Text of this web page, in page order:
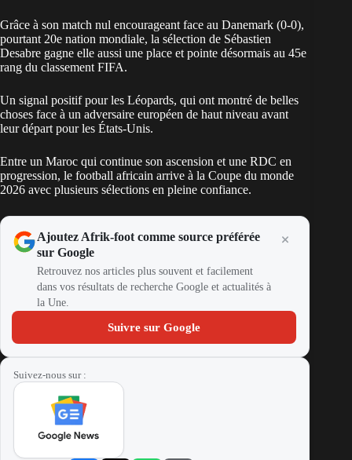
Grâce à son match nul encourageant face au Danemark (0-0),
pourtant 20e nation mondiale, la sélection de Sébastien
Desabre gagne elle aussi une place et pointe désormais au 45e
rang du classement FIFA.
Un signal positif pour les Léopards, qui ont montré de belles
choses face à un adversaire européen de haut niveau avant
leur départ pour les États-Unis.
Entre un Maroc qui continue son ascension et une RDC en
progression, le football africain arrive à la Coupe du monde
2026 avec plusieurs sélections en pleine confiance.
Ajoutez Afrik-foot comme source préférée
sur Google
Retrouvez nos articles plus souvent et facilement
dans vos résultats de recherche Google et actualités à
la Une.
Suivre sur Google
Suivez-nous sur :